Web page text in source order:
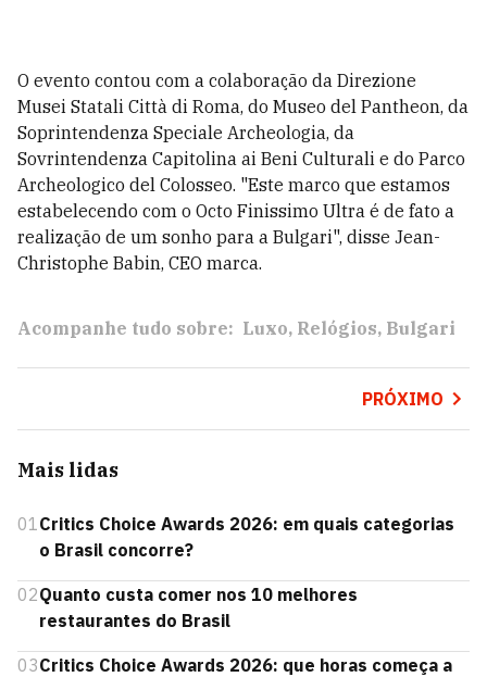
O evento contou com a colaboração da Direzione
Musei Statali Città di Roma, do Museo del Pantheon, da
Soprintendenza Speciale Archeologia, da
Sovrintendenza Capitolina ai Beni Culturali e do Parco
Archeologico del Colosseo. "Este marco que estamos
estabelecendo com o Octo Finissimo Ultra é de fato a
realização de um sonho para a Bulgari", disse Jean-
Christophe Babin, CEO marca.
Acompanhe tudo sobre: Luxo Relógios Bulgari
PRÓXIMO
Mais lidas
01 Critics Choice Awards 2026: em quais categorias
o Brasil concorre?
02Quanto custa comer nos 10 melhores
restaurantes do Brasil
03Critics Choice Awards 2026: que horas começa a